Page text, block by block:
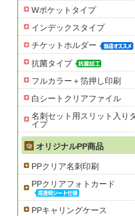
Wポケットタイプ
インデックスタイプ
チケットホルダー
抗菌タイプ
フルカラー＋箔押し印刷
白シートクリアファイル
名刺セット用スリット入り
イプ
オリジナルPP商品
PPクリア名刺印刷
PPクリアフォトカード
PPキャリングケース